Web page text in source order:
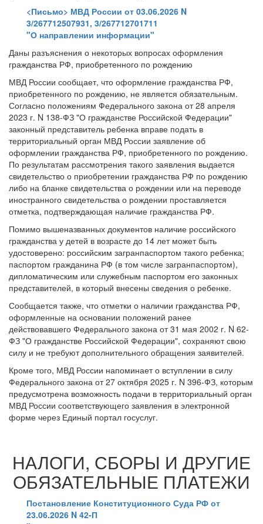
<Письмо> МВД России от 03.06.2026 N
3/267712507931, 3/267712701711
"О направлении информации"
Даны разъяснения о некоторых вопросах оформления
гражданства РФ, приобретенного по рождению
МВД России сообщает, что оформление гражданства РФ,
приобретенного по рождению, не является обязательным.
Согласно положениям Федерального закона от 28 апреля
2023 г. N 138-ФЗ "О гражданстве Российской Федерации"
законный представитель ребенка вправе подать в
территориальный орган МВД России заявление об
оформлении гражданства РФ, приобретенного по рождению.
По результатам рассмотрения такого заявления выдается
свидетельство о приобретении гражданства РФ по рождению
либо на бланке свидетельства о рождении или на переводе
иностранного свидетельства о рождении проставляется
отметка, подтверждающая наличие гражданства РФ.
Помимо вышеназванных документов наличие российского
гражданства у детей в возрасте до 14 лет может быть
удостоверено: российским загранпаспортом такого ребенка;
паспортом гражданина РФ (в том числе загранпаспортом),
дипломатическим или служебным паспортом его законных
представителей, в который внесены сведения о ребенке.
Сообщается также, что отметки о наличии гражданства РФ,
оформленные на основании положений ранее
действовавшего Федерального закона от 31 мая 2002 г. N 62-
ФЗ "О гражданстве Российской Федерации", сохраняют свою
силу и не требуют дополнительного обращения заявителей.
Кроме того, МВД России напоминает о вступлении в силу
Федерального закона от 27 октября 2025 г. N 396-ФЗ, которым
предусмотрена возможность подачи в территориальный орган
МВД России соответствующего заявления в электронной
форме через Единый портал госуслуг.
НАЛОГИ, СБОРЫ И ДРУГИЕ
ОБЯЗАТЕЛЬНЫЕ ПЛАТЕЖИ
Постановление Конституционного Суда РФ от
23.06.2026 N 42-П